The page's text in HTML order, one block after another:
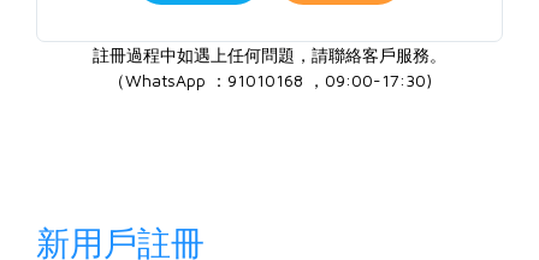
註冊過程中如遇上任何問題，請聯絡客戶服務。
（WhatsApp ：91010168 ，09:00-17:30)
新用戶註冊